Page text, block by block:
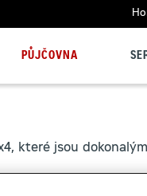
PŮJČOVNA
které jsou